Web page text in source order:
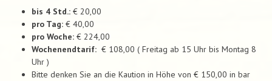
bis 4 Std.: € 20,00
pro Tag: € 40,00
pro Woche: € 224,00
Wochenendtarif: € 108,00 ( Freitag ab 15 Uhr bis Montag 8
Uhr )
Bitte denken Sie an die Kaution in Höhe von € 150,00 in bar